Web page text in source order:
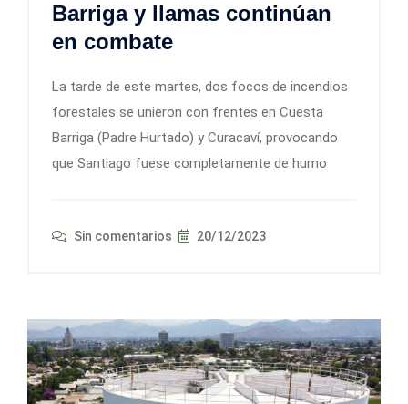
Barriga y llamas continúan
en combate
La tarde de este martes, dos focos de incendios
forestales se unieron con frentes en Cuesta
Barriga (Padre Hurtado) y Curacaví, provocando
que Santiago fuese completamente de humo
Sin comentarios 20/12/2023